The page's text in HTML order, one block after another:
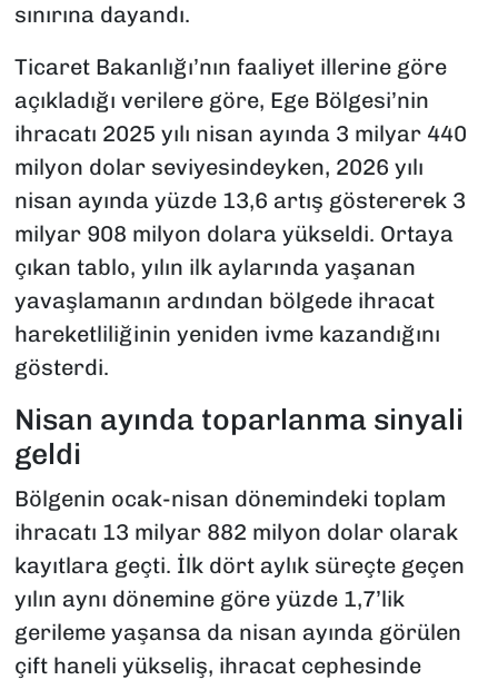
sınırına dayandı.
Ticaret Bakanlığı’nın faaliyet illerine göre
açıkladığı verilere göre, Ege Bölgesi’nin
ihracatı 2025 yılı nisan ayında 3 milyar 440
milyon dolar seviyesindeyken, 2026 yılı
nisan ayında yüzde 13,6 artış göstererek 3
milyar 908 milyon dolara yükseldi. Ortaya
çıkan tablo, yılın ilk aylarında yaşanan
yavaşlamanın ardından bölgede ihracat
hareketliliğinin yeniden ivme kazandığını
gösterdi.
Nisan ayında toparlanma sinyali
geldi
Bölgenin ocak-nisan dönemindeki toplam
ihracatı 13 milyar 882 milyon dolar olarak
kayıtlara geçti. İlk dört aylık süreçte geçen
yılın aynı dönemine göre yüzde 1,7’lik
gerileme yaşansa da nisan ayında görülen
çift haneli yükseliş, ihracat cephesinde